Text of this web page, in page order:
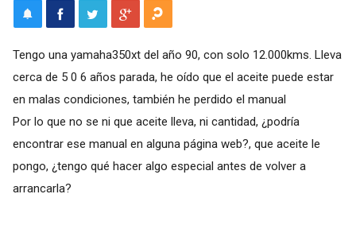
Tengo una yamaha350xt del año 90, con solo 12.000kms. Lleva
cerca de 5 0 6 años parada, he oído que el aceite puede estar
en malas condiciones, también he perdido el manual
Por lo que no se ni que aceite lleva, ni cantidad, ¿podría
encontrar ese manual en alguna página web?, que aceite le
pongo, ¿tengo qué hacer algo especial antes de volver a
arrancarla?